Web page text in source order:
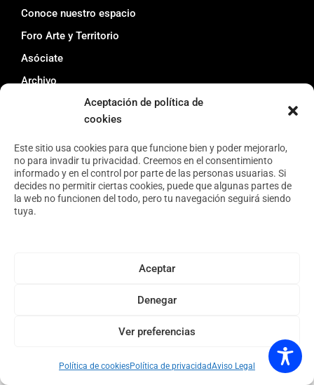
Aceptación de política de
cookies
Este sitio usa cookies para que funcione bien y poder mejorarlo,
no para invadir tu privacidad. Creemos en el consentimiento
informado y en el control por parte de las personas usuarias. Si
decides no permitir ciertas cookies, puede que algunas partes de
la web no funcionen del todo, pero tu navegación seguirá siendo
tuya.
Aceptar
Denegar
Ver preferencias
Política de cookiesPolítica de privacidadAviso Legal
Conoce nuestro espacio
Foro Arte y Territorio
Asóciate
Archivo
Copyright © 2026 · Espacio Tangente · Diseño web por Andrés Velayos.